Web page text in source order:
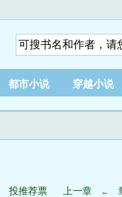
都市小说 穿越小说
投推荐票 上一章 ←